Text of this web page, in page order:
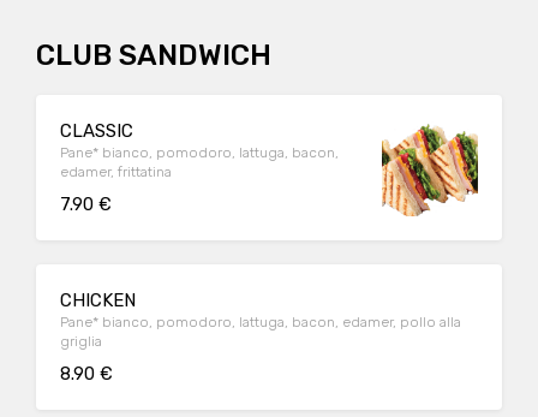
CLUB SANDWICH
CLASSIC
Pane* bianco, pomodoro, lattuga, bacon,
edamer, frittatina
7.90 €
CHICKEN
Pane* bianco, pomodoro, lattuga, bacon, edamer, pollo alla
griglia
8.90 €